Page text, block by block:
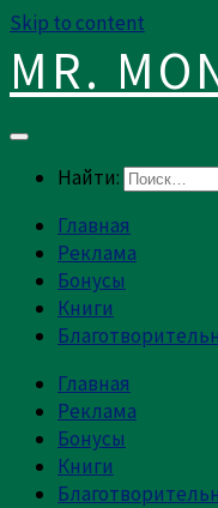
Skip to content
MR.
Найти:
Главная
Реклама
Бонусы
Книги
Главная
Реклама
Бонусы
Книги